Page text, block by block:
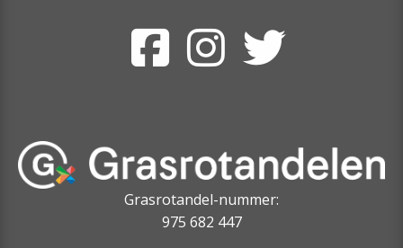
Grasrotandel-nummer:
975 682 447